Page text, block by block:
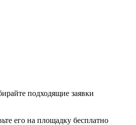
подходящие заявки
его на площадку бесплатно